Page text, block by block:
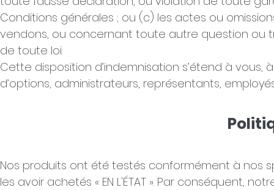
Conditions générales ; ou (c) les actes ou
vendons, ou concernant toute autre question ou
de toute loi.
Cette disposition d’indemnisation s’étend à
d’options, administrateurs, représentants,
Nos produits ont été testés conformément à nos
les avoir achetés « EN L'ÉTAT ». Par conséquent,